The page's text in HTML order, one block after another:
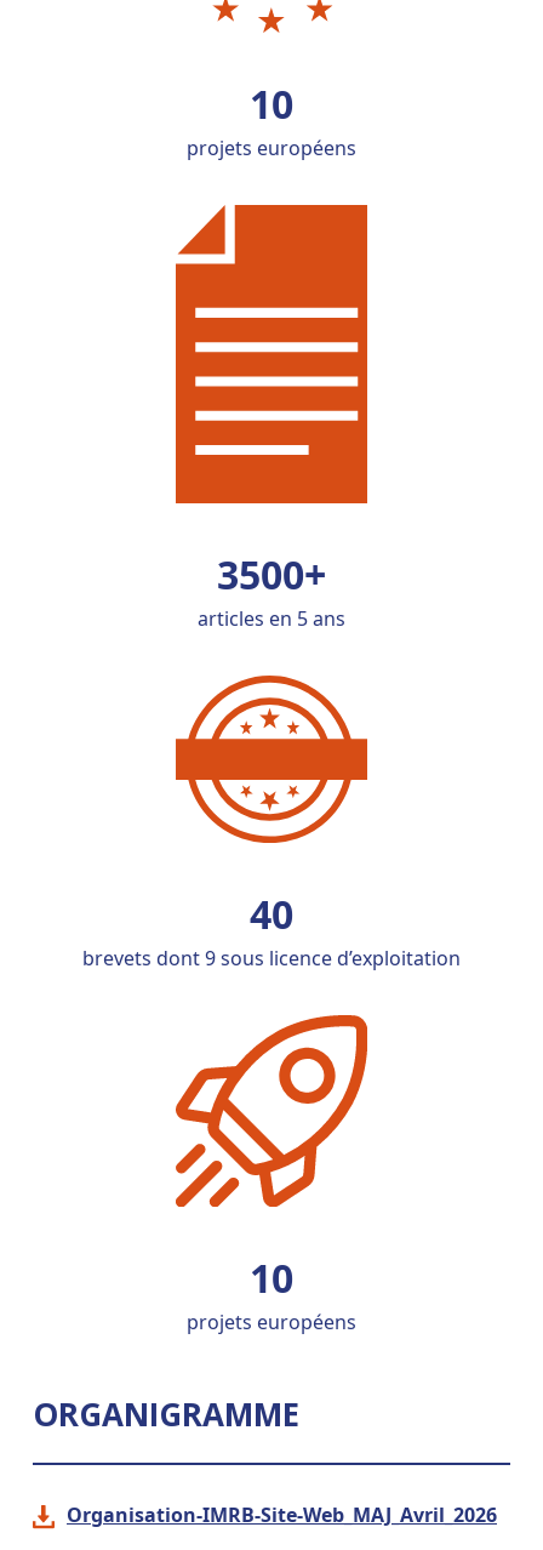
10
projets européens
3500+
articles en 5 ans
40
brevets dont 9 sous licence d’exploitation
10
projets européens
ORGANIGRAMME
Organisation-IMRB-Site-Web_MAJ_Avril_2026